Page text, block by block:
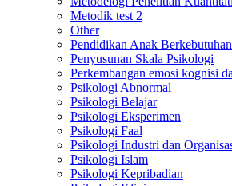
Metodik test 2
Other
Pendidikan Anak
Penyusunan Skala Psikologi
Perkembangan emosi kognisi
Psikologi Abnormal
Psikologi Belajar
Psikologi Eksperimen
Psikologi Faal
Psikologi Industri dan
Psikologi Islam
Psikologi Kepribadian